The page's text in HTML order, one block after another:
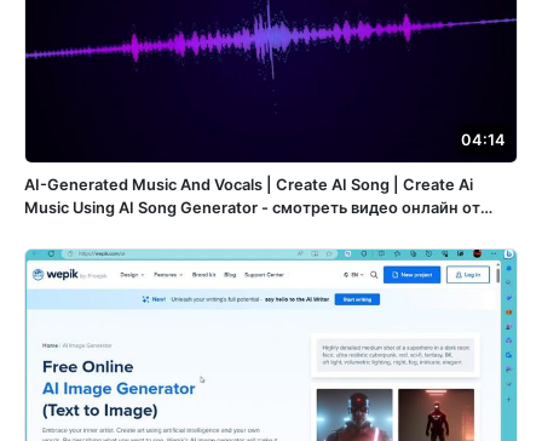
04:14
AI-Generated Music And Vocals | Create AI Song | Create Ai
Music Using AI Song Generator - смотреть видео онлайн от
октября 2024 года в 13:28:59 00:04:14.